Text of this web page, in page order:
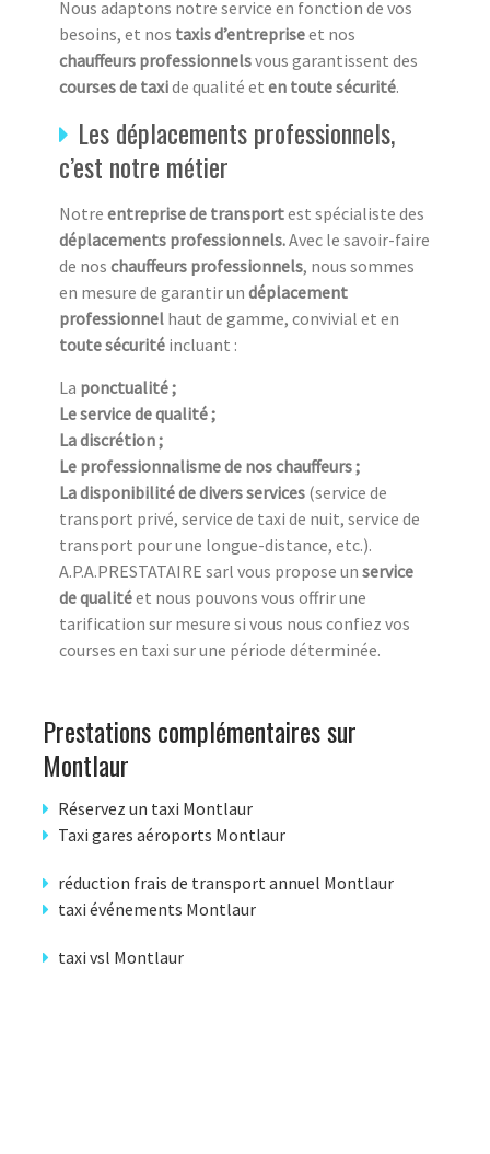
Nous adaptons notre service en fonction de vos
besoins, et nos taxis d’entrepriseet nos
chauffeurs professionnelsvous garantissent des
courses de taxide qualité et en toute sécurité.
Les déplacements professionnels,
c’est notre métier
Notre entreprise de transportest spécialiste des
déplacements professionnels.Avec le savoir-faire
de nos chauffeurs professionnels, nous sommes
en mesure de garantir un déplacement
professionnel haut de gamme, convivial et en
toute sécurité incluant :
La ponctualité ;
Le service de qualité ;
La discrétion ;
Le professionnalisme de nos chauffeurs ;
La disponibilité de divers services (service de
transport privé, service de taxi de nuit, service de
transport pour une longue-distance, etc.).
A.P.A.PRESTATAIRE sarl vous propose un service
de qualitéet nous pouvons vous offrir une
tarification sur mesure si vous nous confiez vos
courses en taxi sur une période déterminée.
Prestations complémentaires sur
Montlaur
Réservez un taxi Montlaur
Taxi gares aéroports Montlaur
réduction frais de transport annuel Montlaur
taxi événements Montlaur
taxi vsl Montlaur